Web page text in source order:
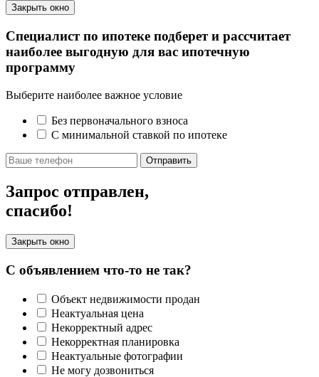
Закрыть окно
Специалист по ипотеке подберет и рассчитает
наиболее выгодную для вас ипотечную
программу
Выберите наиболее важное условие
Без первоначального взноса
С минимальной ставкой по ипотеке
Отправить
Запрос отправлен,
спасибо!
Закрыть окно
С объявлением что-то не так?
Объект недвижимости продан
Неактуальная цена
Некорректный адрес
Некорректная планировка
Неактуальные фотографии
Не могу дозвониться